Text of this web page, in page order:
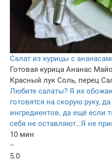
Салат из курицы с
Готовая курица Ананас
Красный лук Соль, перец
Любите салаты? Я их
готовятся на скорую руку,
ингредиентов, да ещё если
себя не оставляют…Я не
10 мин
–
5.0